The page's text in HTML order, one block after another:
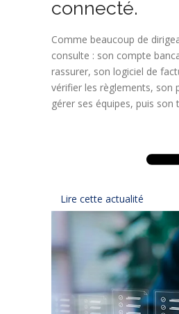
connecté.
Comme beaucoup de
consulte : son compte
rassurer, son logiciel de
vérifier les règlements, son
gérer ses équipes, puis son
Lire cette actualité